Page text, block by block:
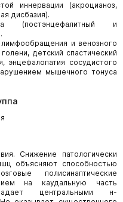
иннервации (акроцианоз,
дисбазия).
(постэнцефалитный и
и венозного
детский спастический
энцефалопатия сосудистого
мышечного тонуса
Снижение патологически
объясняют способностью
полисинаптические
на каудальную часть
центральными н-